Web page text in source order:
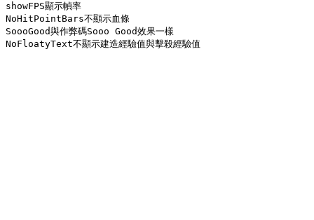
showFPS顯示幀率
NoHitPointBars不顯示血條
SoooGood與作弊碼Sooo Good效果一樣
NoFloatyText不顯示建造經驗值與擊殺經驗值